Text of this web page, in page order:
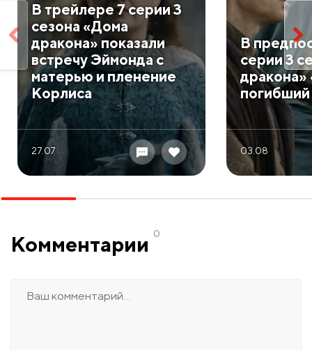
В трейлере 7 серии 3
сезона «Дома
дракона» показали
встречу Эймонда с
матерью и пленение
Корлиса
27.07
В
серии 3
дракона»
03.08
Комментарии 0